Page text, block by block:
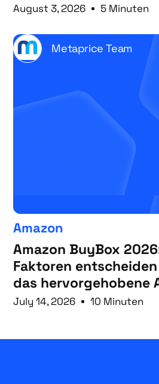
August 3, 2026 5 Minuten
Metaprice Team
Amazon
Amazon BuyBox
Faktoren
das hervorgehobene
July 14, 2026 10 Minuten